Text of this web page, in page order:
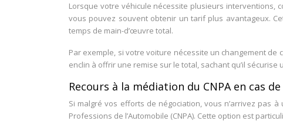
Lorsque votre véhicule nécessite plusieurs interventions,
vous pouvez souvent obtenir un tarif plus avantageux.
temps de main-d’œuvre total.
Par exemple, si votre voiture nécessite un changement
enclin à offrir une remise sur le total, sachant qu’il
Recours à la médiation du CNPA en cas
Si malgré vos efforts de négociation, vous n’arrivez pas
Professions de l’Automobile (CNPA). Cette option est